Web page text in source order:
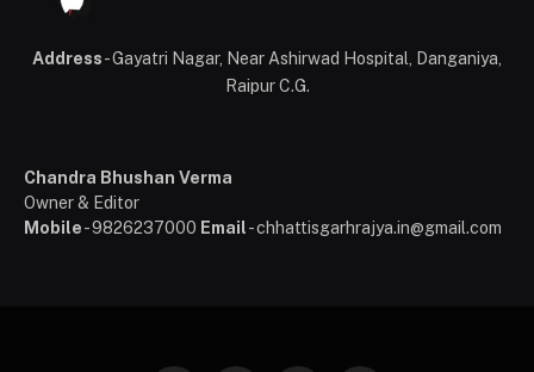
Address- Gayatri Nagar, Near Ashirwad Hospital, Danganiya,
Raipur C.G.
Chandra Bhushan Verma
Owner & Editor
Mobile- 9826237000 Email- chhattisgarhrajya.in@gmail.com